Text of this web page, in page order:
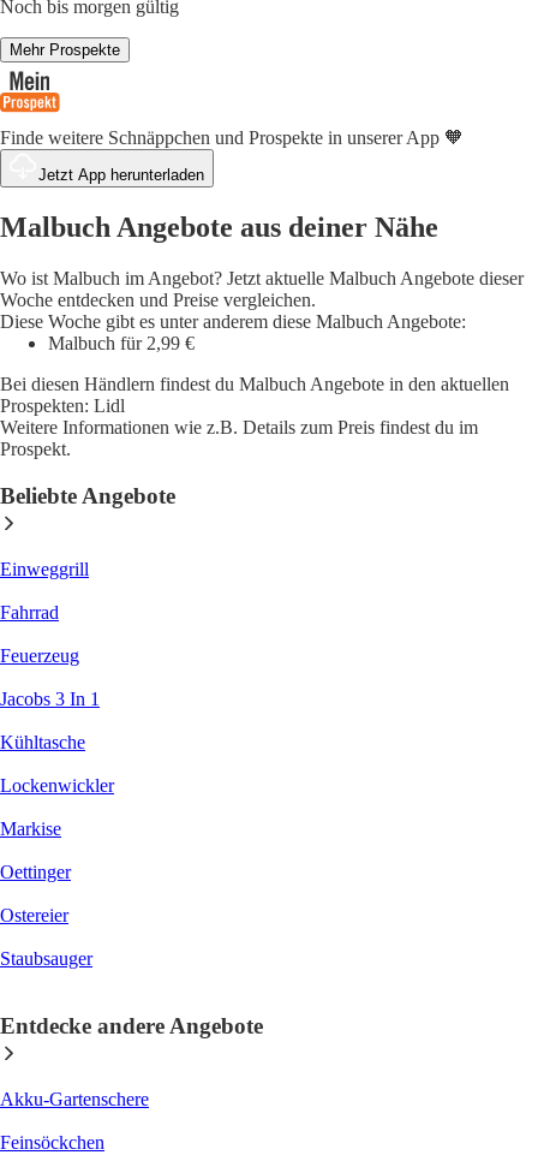
Noch bis morgen gültig
Mehr Prospekte
Finde weitere Schnäppchen und Prospekte in unserer App 🧡
Jetzt App herunterladen
Malbuch Angebote aus deiner Nähe
Wo ist Malbuch im Angebot? Jetzt aktuelle Malbuch Angebote dieser
Woche entdecken und Preise vergleichen.
Diese Woche gibt es unter anderem diese Malbuch Angebote:
Malbuch für 2,99 €
Bei diesen Händlern findest du Malbuch Angebote in den aktuellen
Prospekten: Lidl
Weitere Informationen wie z.B. Details zum Preis findest du im
Prospekt.
Beliebte Angebote
Einweggrill
Fahrrad
Feuerzeug
Jacobs 3 In 1
Kühltasche
Lockenwickler
Markise
Oettinger
Ostereier
Staubsauger
Entdecke andere Angebote
Akku-Gartenschere
Feinsöckchen